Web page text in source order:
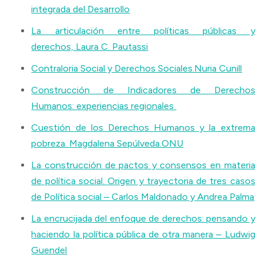
integrada del Desarrollo
La articulación entre políticas públicas y
derechos, Laura C. Pautassi
Contraloria Social y Derechos Sociales.Nuria Cunill
Construcción de Indicadores de Derechos
Humanos: experiencias regionales
Cuestión de los Derechos Humanos y la extrema
pobreza. Magdalena Sepúlveda.ONU
La construcción de pactos y consensos en materia
de política social. Origen y trayectoria de tres casos
de Política social – Carlos Maldonado y Andrea Palma
La encrucijada del enfoque de derechos: pensando y
haciendo la política pública de otra manera – Ludwig
Guendel